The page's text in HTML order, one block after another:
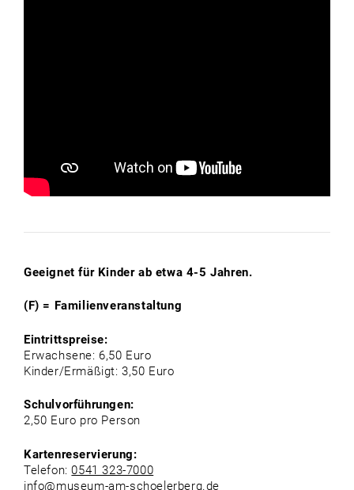
Geeignet für Kinder ab etwa 4-5 Jahren.
(F) = Familienveranstaltung
Eintrittspreise:
Erwachsene: 6,50 Euro
Kinder/Ermäßigt: 3,50 Euro
Schulvorführungen:
2,50 Euro pro Person
Kartenreservierung:
Telefon:0541 323-7000
info@museum-am-schoelerberg.de